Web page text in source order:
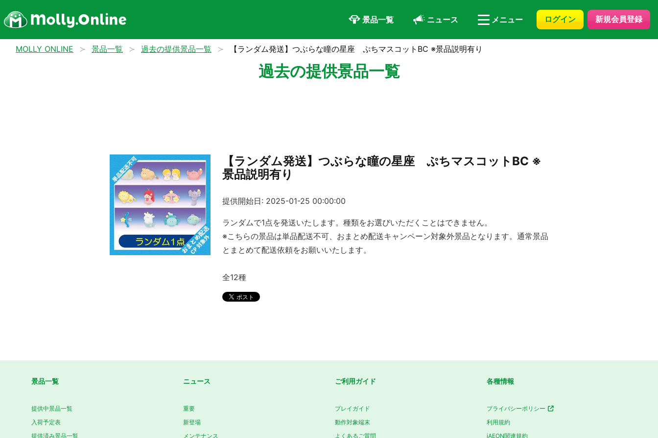
景品一覧 ニュース メニュー ログイン 新規会員登録
MOLLY ONLINE 景品一覧 過去の提供景品一覧 【ランダム発送】つぶらな瞳の星座 ぷちマスコットBC ※景品説明有り
過去の提供景品一覧
【ランダム発送】つぶらな瞳の星座 ぷちマスコットBC ※
景品説明有り
提供開始日: 2025-01-25 00:00:00
ランダムで1点を発送いたします。種類をお選びいただくことはできません。
※こちらの景品は単品配送不可、おまとめ配送キャンペーン対象外景品となります。通常景品
とまとめて配送依頼をお願いいたします。
全12種
景品一覧
提供中景品一覧
入荷予定表
提供済み景品一覧
ニュース
重要
新登場
メンテナンス
ご利用ガイド
プレイガイド
動作対象端末
よくあるご質問
各種情報
プライバシーポリシー
利用規約
iAEON関連規約